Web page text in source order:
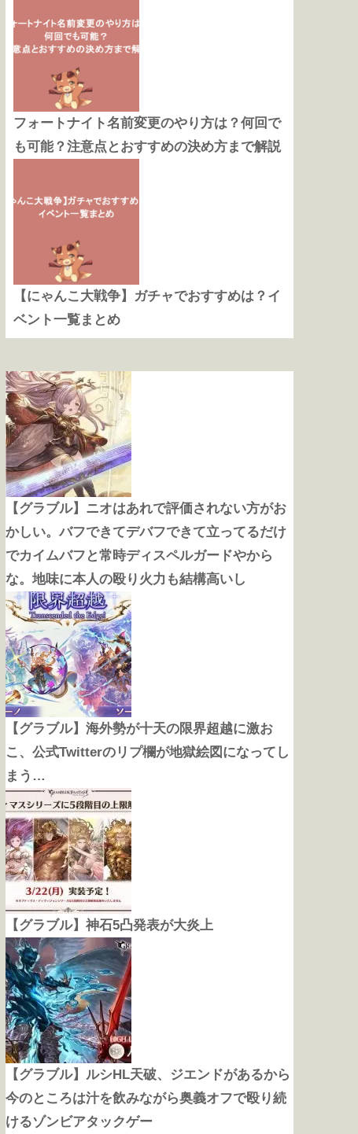
フォートナイト名前変更のやり方は？何回で
も可能？注意点とおすすめの決め方まで解説
【にゃんこ大戦争】ガチャでおすすめは？イ
ベント一覧まとめ
【グラブル】ニオはあれで評価されない方がお
かしい。バフできてデバフできて立ってるだけ
でカイムバフと常時ディスペルガードやから
な。地味に本人の殴り火力も結構高いし
【グラブル】海外勢が十天の限界超越に激お
こ、公式Twitterのリプ欄が地獄絵図になってし
まう…
【グラブル】神石5凸発表が大炎上
【グラブル】ルシHL天破、ジエンドがあるから
今のところは汁を飲みながら奥義オフで殴り続
けるゾンビアタックゲー